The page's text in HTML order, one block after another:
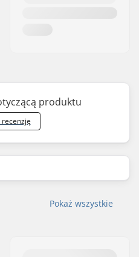
produktu
recenzję
Pokaż wszystkie